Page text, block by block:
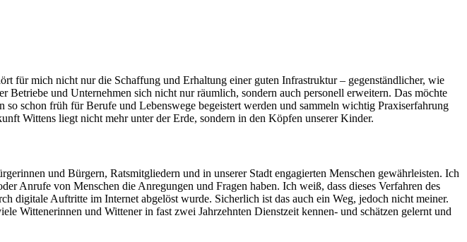
für mich nicht nur die Schaffung und Erhaltung einer guten Infrastruktur – gegenständlicher, wie
und Unternehmen sich nicht nur räumlich, sondern auch personell erweitern. Das möchte
schon früh für Berufe und Lebenswege begeistert werden und sammeln wichtig Praxiserfahrung
Wittens liegt nicht mehr unter der Erde, sondern in den Köpfen unserer Kinder.
und Bürgern, Ratsmitgliedern und in unserer Stadt engagierten Menschen gewährleisten. Ich
Anrufe von Menschen die Anregungen und Fragen haben. Ich weiß, dass dieses Verfahren des
digitale Auftritte im Internet abgelöst wurde. Sicherlich ist das auch ein Weg, jedoch nicht meiner.
Wittenerinnen und Wittener in fast zwei Jahrzehnten Dienstzeit kennen- und schätzen gelernt und